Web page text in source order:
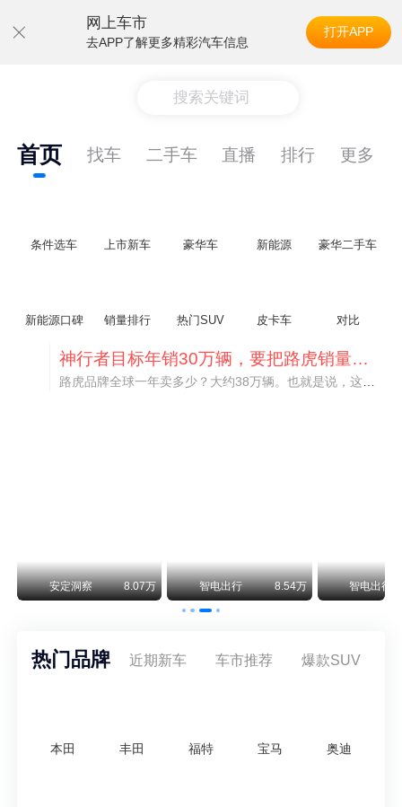
网上车市
去APP了解更多精彩汽车信息
打开APP
搜索关键词
首页 找车 二手车 直播 排行 更多
条件选车 上市新车 豪华车 新能源 豪华二手车
新能源口碑 销量排行 热门SUV 皮卡车 对比
神行者目标年销30万辆，要把路虎销量翻倍
安定洞察 8.07万 智电出行 8.54万 智电出行
热门品牌 近期新车 车市推荐 爆款SUV
本田 丰田 福特 宝马 奥迪